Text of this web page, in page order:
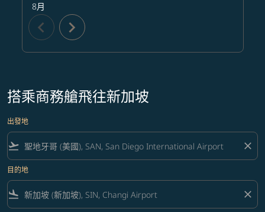
8月
chevron_left chevron_right
搭乘商務艙飛往新加坡
出發地
flight_takeoff close
目的地
flight_land close